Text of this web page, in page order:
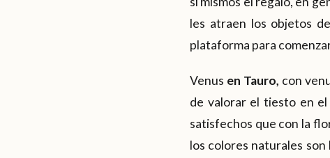
les atraen los objetos
plataforma para
Venus en Tauro, con
de valorar el tiesto en
satisfechos que con la
los colores naturales son